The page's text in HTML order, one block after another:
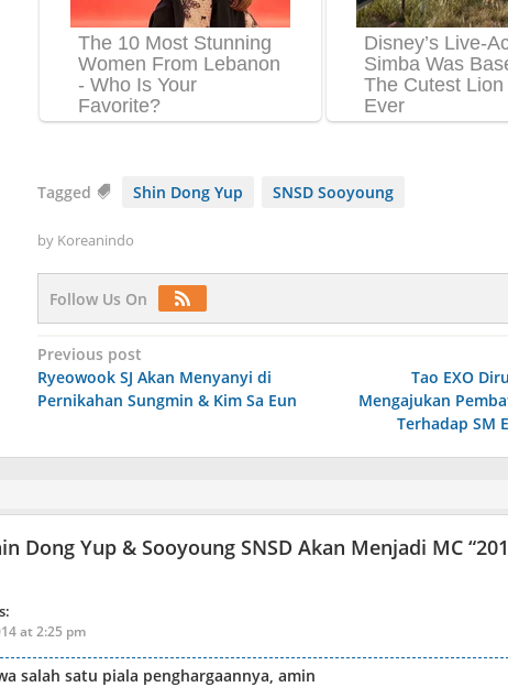
Tagged Shin Dong Yup SNSD Sooyoung
by Koreanindo
Follow Us On
Post
navigation
Previous post
Ryeowook SJ Akan Menyanyi di
Pernikahan Sungmin & Kim Sa Eun
Tao EXO
Mengajukan
Terhadap SM
Dong Yup & Sooyoung SNSD Akan Menjadi MC
at 2:25 pm
salah satu piala penghargaannya, amin